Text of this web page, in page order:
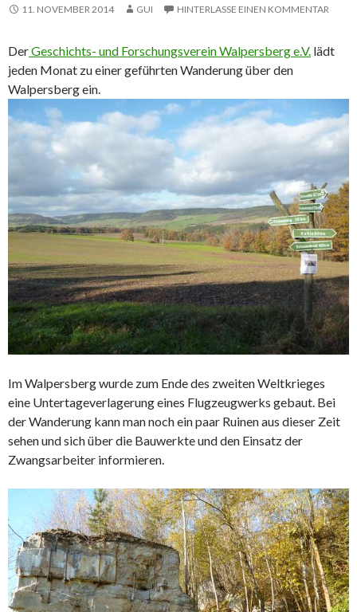
11. NOVEMBER 2014 GUI HINTERLASSE EINEN KOMMENTAR
DerGeschichts- und Forschungsverein Walpersberg e.V. lädt
jeden Monat zu einer geführten Wanderung über den
Walpersberg ein.
Im Walpersberg wurde zum Ende des zweiten Weltkrieges
eine Untertageverlagerung eines Flugzeugwerks gebaut. Bei
der Wanderung kann man noch ein paar Ruinen aus dieser Zeit
sehen und sich über die Bauwerkte und den Einsatz der
Zwangsarbeiter informieren.